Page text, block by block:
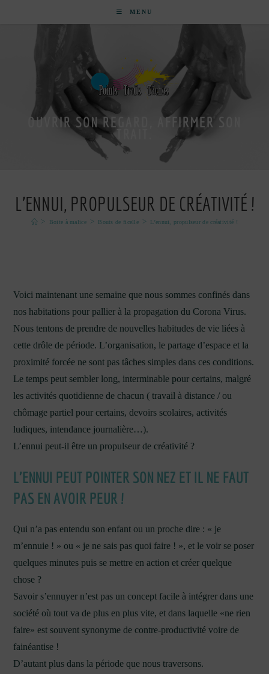
MENU
OUVRIR SON REGARD, AFFIRMER SON
TRAIT.
L’ENNUI, PROPULSEUR DE CRÉATIVITÉ !
> Boite à malice > Bouts de ficelle > L’ennui, propulseur de créativité !
Voici maintenant une semaine que nous sommes confinés dans
nos habitations pour pallier à la propagation du Corona Virus.
Nous tentons de prendre de nouvelles habitudes de vie liées à
cette drôle de période. L’organisation, le partage d’espace et la
proximité forcée ne sont pas tâches simples dans ces conditions.
Le temps peut sembler long, interminable pour certains, malgré
les activités quotidienne de chacun ( travail à distance / ou
chômage partiel pour certains, devoirs scolaires, activités
ludiques, intendance journalière…).
L’ennui peut-il être un propulseur de créativité ?
L’ENNUI PEUT POINTER SON NEZ ET IL NE FAUT
PAS EN AVOIR PEUR !
Qui n’a pas entendu son enfant ou un proche dire : « je
m’ennuie ! » ou « je ne sais pas quoi faire ! », et le voir se poser
quelques minutes puis se mettre en action et créer quelque
chose ?
Savoir s’ennuyer n’est pas un concept facile à intégrer dans une
société où tout va de plus en plus vite, et dans laquelle «ne rien
faire» est souvent synonyme de contre-productivité voire de
fainéantise !
D’autant plus dans la période que nous traversons.